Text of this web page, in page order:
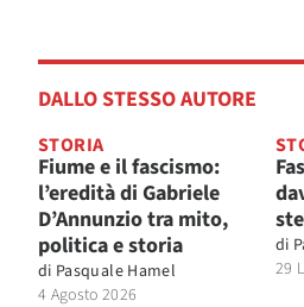
DALLO STESSO AUTORE
STORIA
Fiume e il fascismo:
l’eredità di Gabriele
D’Annunzio tra mito,
politica e storia
di Pasquale Hamel
4 Agosto 2026
di
29